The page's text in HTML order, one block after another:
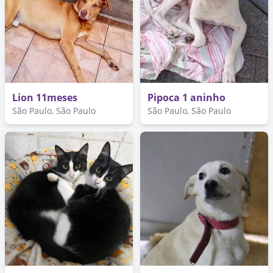
Lion 11meses
São Paulo, São Paulo
Pipoca 1 aninho
São Paulo, São Paulo